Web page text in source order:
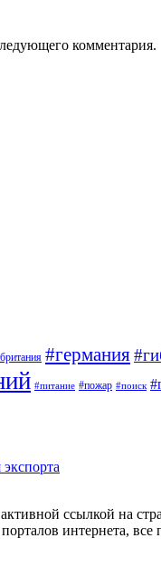
комментария.
#германия
#питание #пожар #поиск
ссылкой на
интернета,